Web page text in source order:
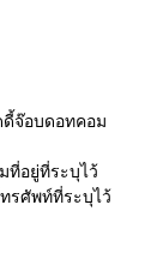
จ๊อบดอทคอม
ที่อยู่ที่ระบุไว้
รศัพท์ที่ระบุไว้